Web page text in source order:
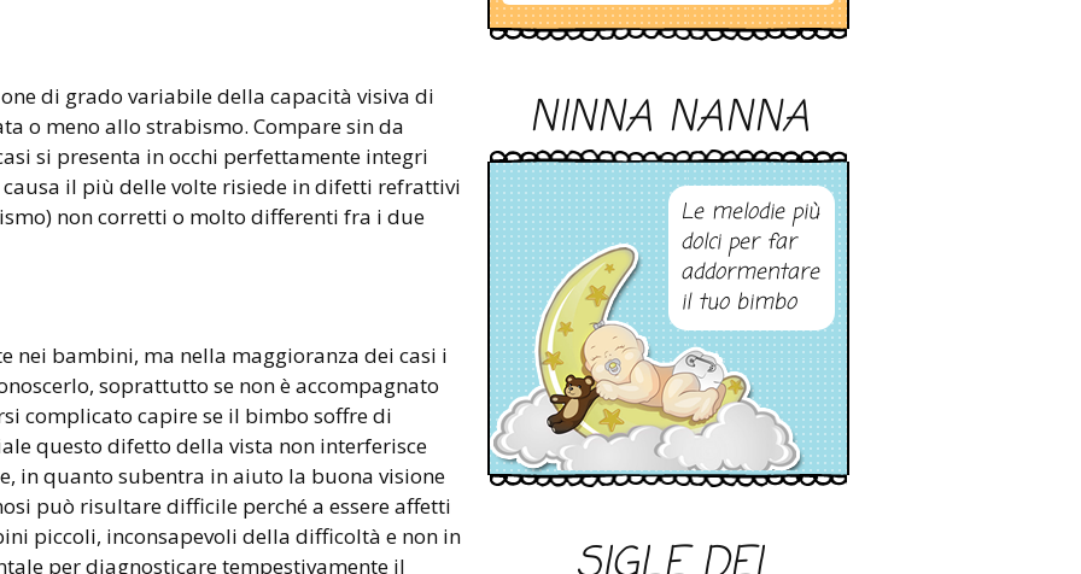
di grado variabile della capacità visiva di
o meno allo strabismo. Compare sin da
si presenta in occhi perfettamente integri
il più delle volte risiede in difetti refrattivi
non corretti o molto differenti fra i due
nei bambini, ma nella maggioranza dei casi i
soprattutto se non è accompagnato
complicato capire se il bimbo soffre di
questo difetto della vista non interferisce
in quanto subentra in aiuto la buona visione
può risultare difficile perché a essere affetti
piccoli, inconsapevoli della difficoltà e non in
per diagnosticare tempestivamente il
NINNA NANNA
Le melodie più
dolci per far
addormentare
il tuo bimbo